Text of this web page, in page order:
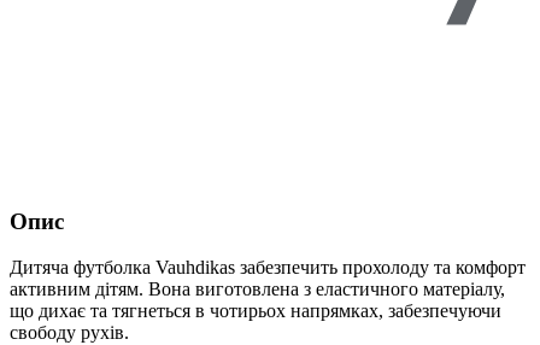
Опис
Дитяча футболка Vauhdikas забезпечить прохолоду та комфорт
активним дітям. Вона виготовлена з еластичного матеріалу,
що дихає та тягнеться в чотирьох напрямках, забезпечуючи
свободу рухів.